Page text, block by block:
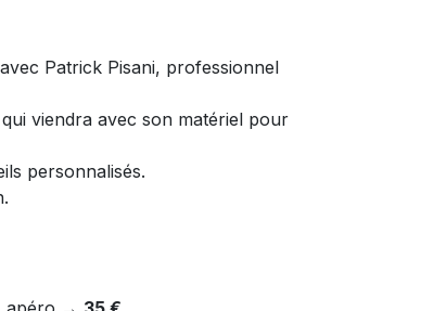
Patrick Pisani, professionnel
viendra avec son matériel pour
personnalisés.